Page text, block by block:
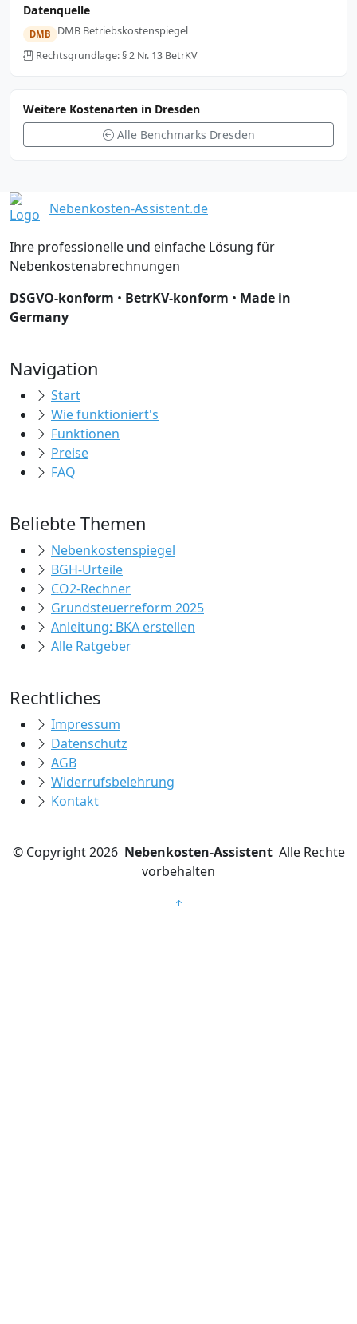
Datenquelle
DMB DMB Betriebskostenspiegel
Rechtsgrundlage: § 2 Nr. 13 BetrKV
Weitere Kostenarten in Dresden
Alle Benchmarks Dresden
Nebenkosten-Assistent.de
Ihre professionelle und einfache Lösung für
Nebenkostenabrechnungen
DSGVO-konform • BetrKV-konform • Made in
Germany
Navigation
Start
Wie funktioniert's
Funktionen
Preise
FAQ
Beliebte Themen
Nebenkostenspiegel
BGH-Urteile
CO2-Rechner
Grundsteuerreform 2025
Anleitung: BKA erstellen
Alle Ratgeber
Rechtliches
Impressum
Datenschutz
AGB
Widerrufsbelehrung
Kontakt
© Copyright 2026 Nebenkosten-Assistent Alle Rechte
vorbehalten